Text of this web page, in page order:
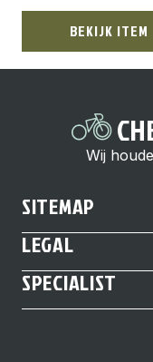
BEKIJK ITEM
Wij
SITEMAP
LEGAL
SPECIALIST